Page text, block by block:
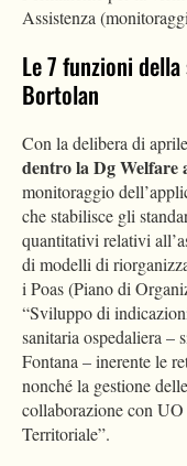
Assistenza
Le 7 funzioni
Bortolan
Con la delibera di
dentro la Dg Welfare
monitoraggio
che stabilisce gli
quantitativi relativi
di modelli di
i Poas (Piano di
“Sviluppo di
sanitaria ospedaliera –
Fontana – inerente le
nonché la gestione
collaborazione con
Territoriale”.